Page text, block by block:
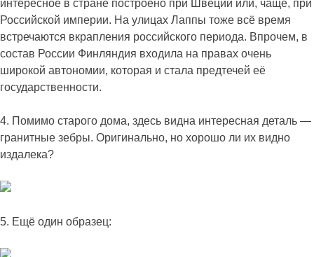
интересное в стране построено при Швеции или, чаще, при
Российской империи. На улицах Лаппы тоже всё время
встречаются вкрапления российского периода. Впрочем, в
состав России Финляндия входила на правах очень
широкой автономии, которая и стала предтечей её
государственности.
4. Помимо старого дома, здесь видна интересная деталь —
гранитные зебры. Оригинально, но хорошо ли их видно
издалека?
5. Ещё один образец: